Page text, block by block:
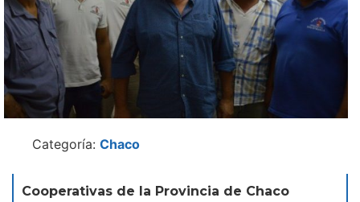
Categoría: Chaco
Cooperativas de la Provincia de Chaco